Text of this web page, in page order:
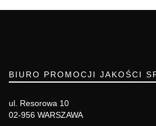
BIURO PROMOCJI JAKOŚCI
ul. Resorowa 10
02-956 WARSZAWA